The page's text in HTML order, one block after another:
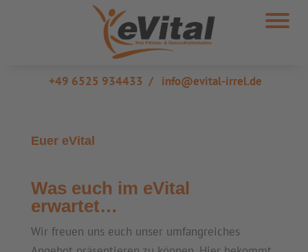
+49 6525 934433 / info@evital-irrel.de
Euer eVital
Was euch im eVital
erwartet…
Wir freuen uns euch unser umfangreiches